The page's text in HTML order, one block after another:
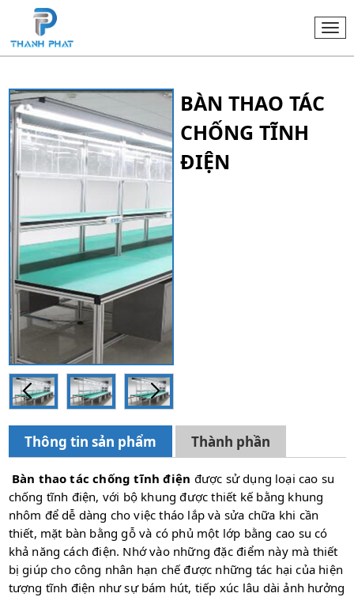
BÀN THAO TÁC
CHỐNG TĨNH
ĐIỆN
Thông tin sản phẩm Thành phần
Bàn thao tác chống tĩnh điện được sử dụng loại cao su
chống tĩnh điện, với bộ khung được thiết kế bằng khung
nhôm để dễ dàng cho việc tháo lắp và sửa chữa khi cần
thiết, mặt bàn bằng gỗ và có phủ một lớp bằng cao su có
khả năng cách điện. Nhớ vào những đặc điểm này mà thiết
bị giúp cho công nhân hạn chế được những tác hại của hiện
tượng tĩnh điện như sự bám hút, tiếp xúc lâu dài ảnh hưởng